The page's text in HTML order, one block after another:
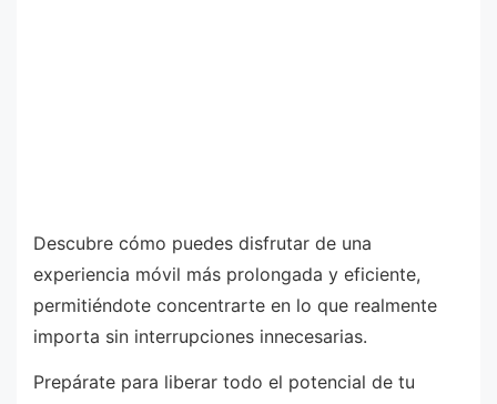
Descubre cómo puedes disfrutar de una
experiencia móvil más prolongada y eficiente,
permitiéndote concentrarte en lo que realmente
importa sin interrupciones innecesarias.
Prepárate para liberar todo el potencial de tu